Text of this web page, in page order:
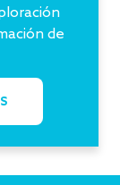
de